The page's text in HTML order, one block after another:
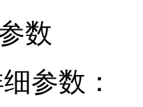
数
参数：